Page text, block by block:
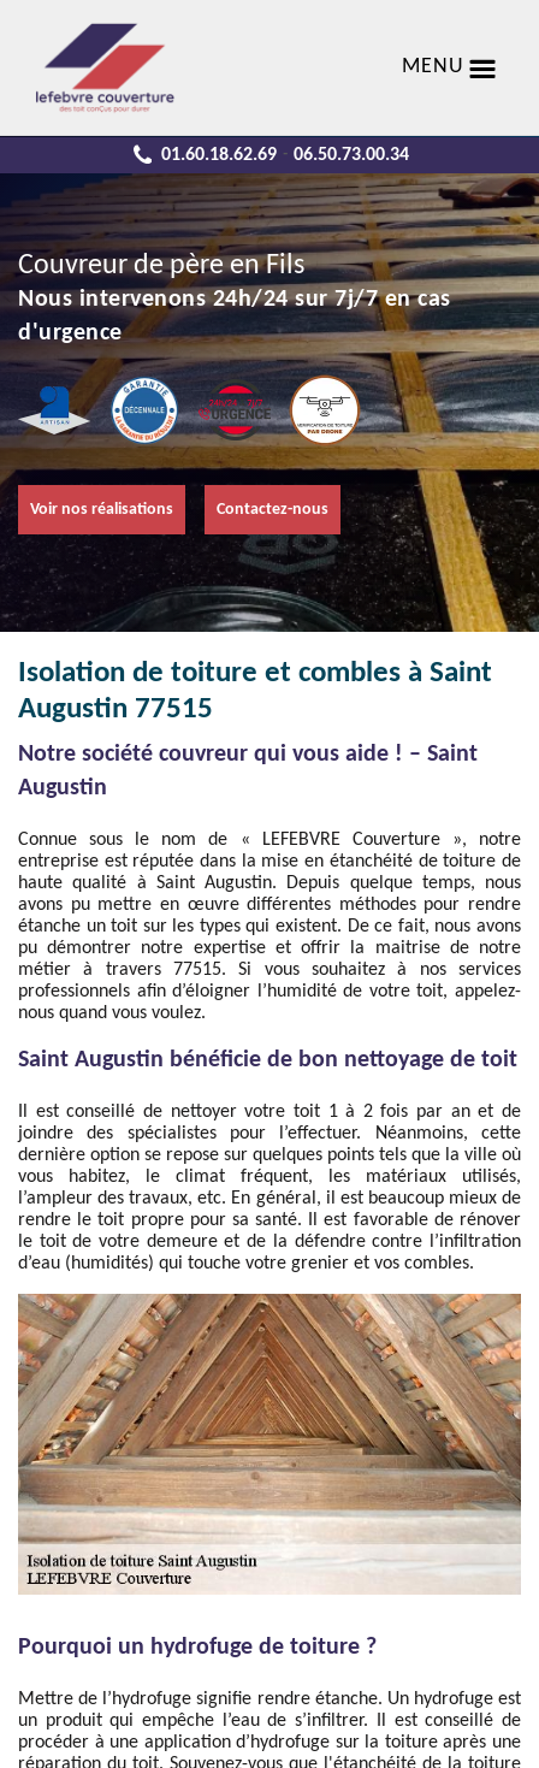
MENU
01.60.18.62.69 - 06.50.73.00.34
Couvreur de père en Fils
Nous intervenons 24h/24 sur 7j/7 en cas
d'urgence
Voir nos réalisations Contactez-nous
Isolation de toiture et combles à Saint
Augustin 77515
Notre société couvreur qui vous aide ! – Saint
Augustin
Connue sous le nom de « LEFEBVRE Couverture », notre
entreprise est réputée dans la mise en étanchéité de toiture de
haute qualité à Saint Augustin. Depuis quelque temps, nous
avons pu mettre en œuvre différentes méthodes pour rendre
étanche un toit sur les types qui existent. De ce fait, nous avons
pu démontrer notre expertise et offrir la maitrise de notre
métier à travers 77515. Si vous souhaitez à nos services
professionnels afin d’éloigner l’humidité de votre toit, appelez-
nous quand vous voulez.
Saint Augustin bénéficie de bon nettoyage de toit
Il est conseillé de nettoyer votre toit 1 à 2 fois par an et de
joindre des spécialistes pour l’effectuer. Néanmoins, cette
dernière option se repose sur quelques points tels que la ville où
vous habitez, le climat fréquent, les matériaux utilisés,
l’ampleur des travaux, etc. En général, il est beaucoup mieux de
rendre le toit propre pour sa santé. Il est favorable de rénover
le toit de votre demeure et de la défendre contre l’infiltration
d’eau (humidités) qui touche votre grenier et vos combles.
Pourquoi un hydrofuge de toiture ?
Mettre de l’hydrofuge signifie rendre étanche. Un hydrofuge est
un produit qui empêche l’eau de s’infiltrer. Il est conseillé de
procéder à une application d’hydrofuge sur la toiture après une